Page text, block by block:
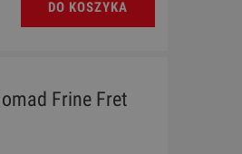
130,00 zł
DO KOSZYKA
DO KOSZYKA
Frine Fret